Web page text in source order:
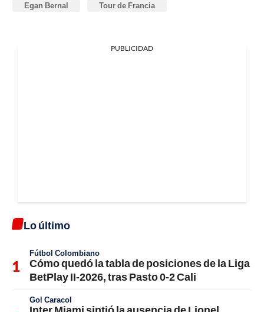
Egan Bernal Tour de Francia
PUBLICIDAD
Lo último
Fútbol Colombiano
Cómo quedó la tabla de posiciones de la Liga
BetPlay II-2026, tras Pasto 0-2 Cali
Gol Caracol